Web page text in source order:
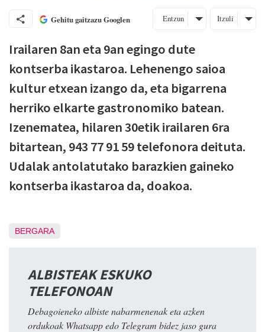
Gehitu gaitzazu Googlen Entzun Itzuli
Irailaren 8an eta 9an egingo dute
kontserba ikastaroa. Lehenengo saioa
kultur etxean izango da, eta bigarrena
herriko elkarte gastronomiko batean.
Izenematea, hilaren 30etik irailaren 6ra
bitartean, 943 77 91 59 telefonora deituta.
Udalak antolatutako barazkien gaineko
kontserba ikastaroa da, doakoa.
BERGARA
ALBISTEAK ESKUKO
TELEFONOAN
Debagoieneko albiste nabarmenenak eta azken
ordukoak Whatsapp edo Telegram bidez jaso gura